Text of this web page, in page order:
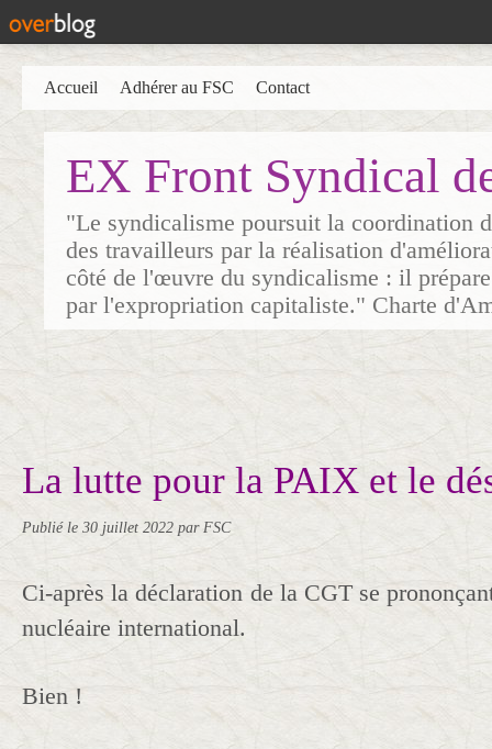
EX Front Syndical
"Le syndicalisme poursuit la coordination
des travailleurs par la réalisation
côté de l'œuvre du syndicalisme : il
par l'expropriation capitaliste." Charte
Accueil Adhérer au FSC Contact
La lutte pour la PAIX et le
Publié le 30 juillet 2022 par FSC
Ci-après la déclaration de la CGT se
nucléaire international.
Bien !